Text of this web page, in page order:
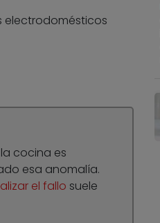
electrodomésticos
cocina es
esa anomalía.
el fallo suele